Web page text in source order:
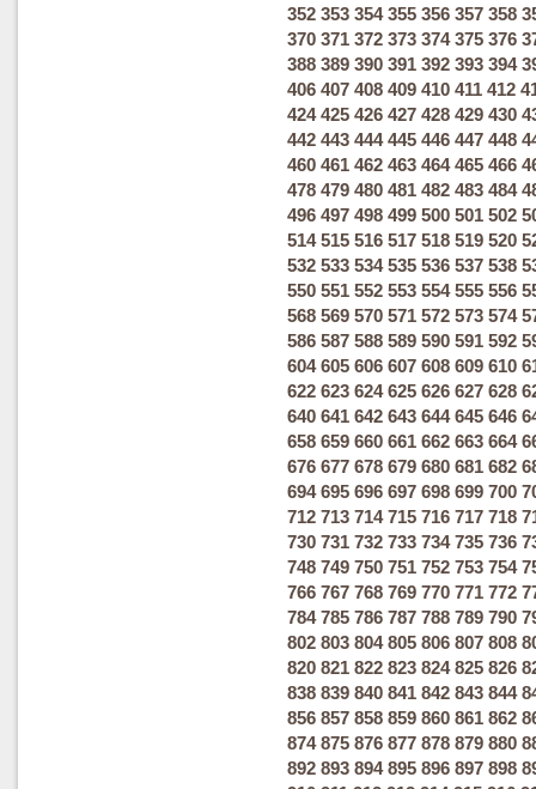
352 353 354 355 356 357 358
370 371 372 373 374 375 376
388 389 390 391 392 393 394
406 407 408 409 410 411 412
424 425 426 427 428 429 430
442 443 444 445 446 447 448
460 461 462 463 464 465 466
478 479 480 481 482 483 484
496 497 498 499 500 501 502
514 515 516 517 518 519 520
532 533 534 535 536 537 538
550 551 552 553 554 555 556
568 569 570 571 572 573 574
586 587 588 589 590 591 592
604 605 606 607 608 609 610
622 623 624 625 626 627 628
640 641 642 643 644 645 646
658 659 660 661 662 663 664
676 677 678 679 680 681 682
694 695 696 697 698 699 700
712 713 714 715 716 717 718
730 731 732 733 734 735 736
748 749 750 751 752 753 754
766 767 768 769 770 771 772
784 785 786 787 788 789 790
802 803 804 805 806 807 808
820 821 822 823 824 825 826
838 839 840 841 842 843 844
856 857 858 859 860 861 862
874 875 876 877 878 879 880
892 893 894 895 896 897 898